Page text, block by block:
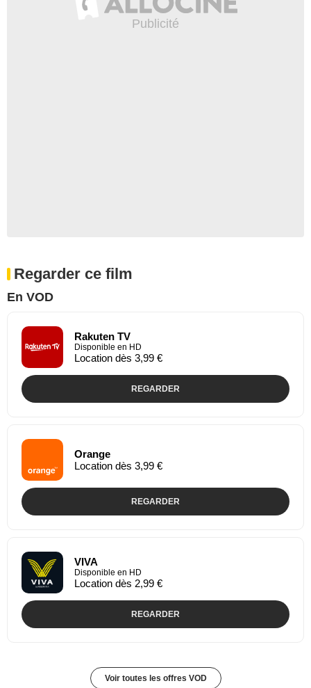
Regarder ce film
En VOD
Rakuten TV
Disponible en HD
Location dès 3,99 €
REGARDER
Orange
Location dès 3,99 €
REGARDER
VIVA
Disponible en HD
Location dès 2,99 €
REGARDER
Voir toutes les offres VOD